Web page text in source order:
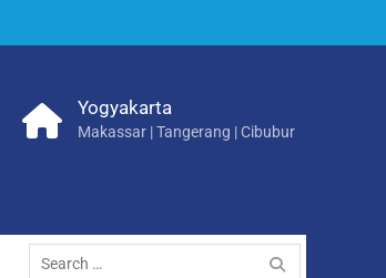
Yogyakarta
Makassar | Tangerang | Cibubur
Search
for: